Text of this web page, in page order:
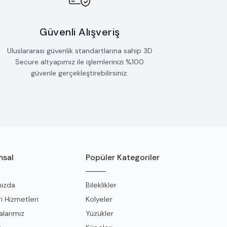
Güvenli Alışveriş
Uluslararası güvenlik standartlarına sahip 3D
Secure altyapımız ile işlemlerinizi %100
güvenle gerçekleştirebilirsiniz.
Hizmetleri
Popüler Kategoriler
Bileklikler
Kolyeler
Yüzükler